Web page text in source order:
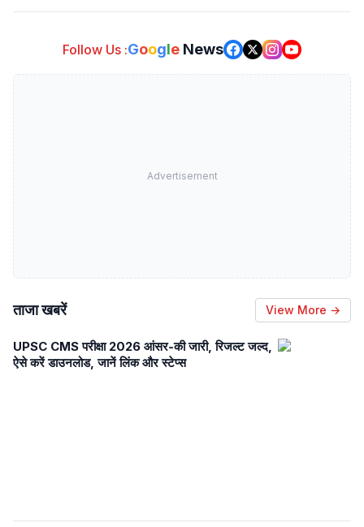
Follow Us :Google News
Advertisement
ताजा खबरें View More →
UPSC CMS परीक्षा 2026 आंसर-की जारी, रिजल्ट जल्द,
ऐसे करें डाउनलोड, जानें लिंक और स्टेप्स